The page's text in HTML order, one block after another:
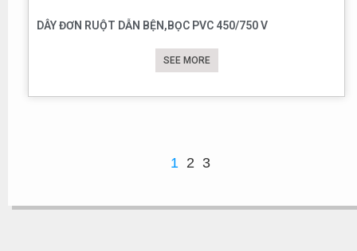
DÂY ĐƠN RUỘT DẪN BỆN,BỌC PVC 450/750 V
SEE MORE
1 2 3